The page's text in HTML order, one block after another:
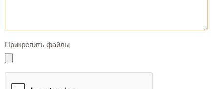
Прикрепить файлы